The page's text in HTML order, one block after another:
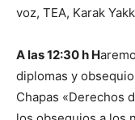
voz, TEA, Karak
A las 12:30 h H
diplomas y
Chapas «Derechos